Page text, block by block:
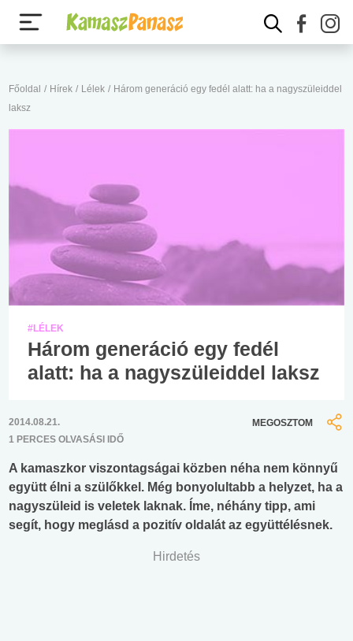
Főoldal / Hírek / Lélek / Három generáció egy fedél alatt: ha a nagyszüleiddel
laksz
#LÉLEK
Három generáció egy fedél
alatt: ha a nagyszüleiddel laksz
2014.08.21.
1 PERCES OLVASÁSI IDŐ
MEGOSZTOM
A kamaszkor viszontagságai közben néha nem könnyű
együtt élni a szülőkkel. Még bonyolultabb a helyzet, ha a
nagyszüleid is veletek laknak. Íme, néhány tipp, ami
segít, hogy meglásd a pozitív oldalát az együttélésnek.
Hirdetés